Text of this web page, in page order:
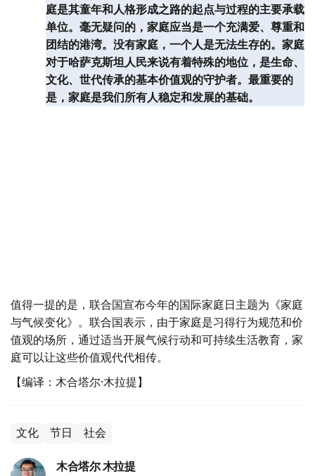
庭是其童年和人格形成之路的起点与过程的主要承载
单位。毫无疑问的，家庭应当是一个充满爱、尊重和
团结的港湾。没有家庭，一个人是无法生存的。家庭
对于哈萨克斯坦人民来说有着特殊的地位，是生命、
文化、世代传承的基本价值观的守护者。最重要的
是，家庭是我们所有人稳定和发展的基础。
值得一提的是，联合国宣布今年的国际家庭日主题为《家庭
与气候变化》。联合国表示，由于家庭是习得行为规范和价
值观的场所，通过适当开展气候行动和可持续生活教育，家
庭可以让这些价值观代代相传。
【编译：木合塔尔·木拉提】
文化 节日 社会
木合塔尔 木拉提